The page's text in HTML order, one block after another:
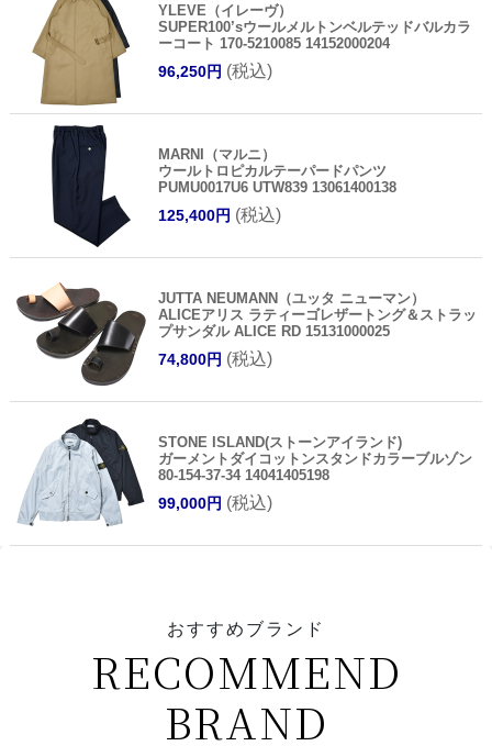
YLEVE（イレーヴ）
SUPER100’sウールメルトンベルテッドバルカラ
ーコート 170-5210085 14152000204
96,250円 (税込)
MARNI（マルニ）
ウールトロピカルテーパードパンツ
PUMU0017U6 UTW839 13061400138
125,400円 (税込)
JUTTA NEUMANN（ユッタ ニューマン）
ALICEアリス ラティーゴレザートング＆ストラッ
プサンダル ALICE RD 15131000025
74,800円 (税込)
STONE ISLAND(ストーンアイランド)
ガーメントダイコットンスタンドカラーブルゾン
80-154-37-34 14041405198
99,000円 (税込)
おすすめブランド
RECOMMEND
BRAND